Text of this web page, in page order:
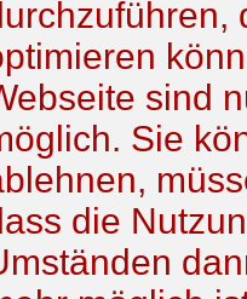
sind
Sie
die